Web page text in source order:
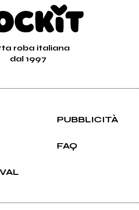
roba italiana
dal 1997
PUBBLICITÀ
FAQ